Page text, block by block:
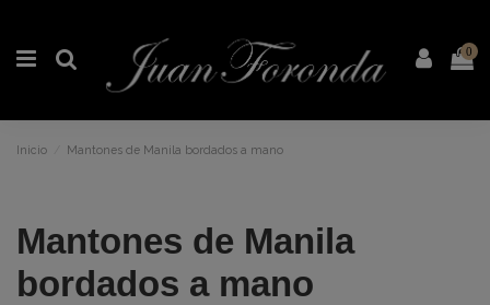
0
Inicio Mantones de Manila bordados a mano
Mantones de Manila
bordados a mano